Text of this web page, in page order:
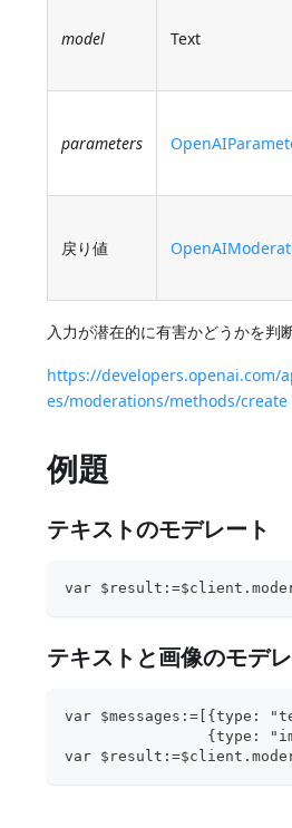
model Text
parameters
戻り値
入力が潜在的に有害かどうかを判
https://developers.openai.com/
es/moderations/methods/create
例題
テキストのモデレート
var
テキストと画像のモデ
var
{type:
var